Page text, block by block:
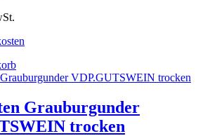
Grauburgunder
trocken